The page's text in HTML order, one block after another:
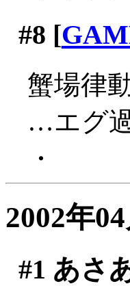
#8 [
蟹場律
…エグ過
・
2002年
#1 あさ